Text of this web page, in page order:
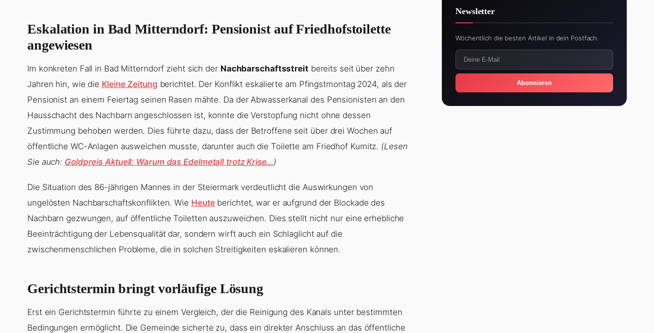
Eskalation in Bad Mitterndorf: Pensionist auf Friedhofstoilette
angewiesen
Im konkreten Fall in Bad Mitterndorf zieht sich der Nachbarschaftsstreit bereits seit über zehn
Jahren hin, wie die Kleine Zeitung berichtet. Der Konflikt eskalierte am Pfingstmontag 2024, als der
Pensionist an einem Feiertag seinen Rasen mähte. Da der Abwasserkanal des Pensionisten an den
Hausschacht des Nachbarn angeschlossen ist, konnte die Verstopfung nicht ohne dessen
Zustimmung behoben werden. Dies führte dazu, dass der Betroffene seit über drei Wochen auf
öffentliche WC-Anlagen ausweichen musste, darunter auch die Toilette am Friedhof Kumitz. (Lesen
Sie auch: Goldpreis Aktuell: Warum das Edelmetall trotz Krise… )
Die Situation des 86-jährigen Mannes in der Steiermark verdeutlicht die Auswirkungen von
ungelösten Nachbarschaftskonflikten. Wie Heuteberichtet, war er aufgrund der Blockade des
Nachbarn gezwungen, auf öffentliche Toiletten auszuweichen. Dies stellt nicht nur eine erhebliche
Beeinträchtigung der Lebensqualität dar, sondern wirft auch ein Schlaglicht auf die
zwischenmenschlichen Probleme, die in solchen Streitigkeiten eskalieren können.
Gerichtstermin bringt vorläufige Lösung
Erst ein Gerichtstermin führte zu einem Vergleich, der die Reinigung des Kanals unter bestimmten
Bedingungen ermöglicht. Die Gemeinde sicherte zu, dass ein direkter Anschluss an das öffentliche
Newsletter
Wöchentlich die besten Artikel in dein Postfach.
Abonnieren